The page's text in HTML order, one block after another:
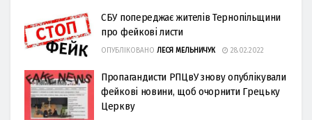
СБУ попереджає жителів Тернопільщини
про фейкові листи
ОПУБЛІКОВАНО ЛЕСЯ МЕЛЬНИЧУК 28.02.2022
Пропагандисти РПЦвУ знову опублікували
фейкові новини, щоб очорнити Грецьку
Церкву